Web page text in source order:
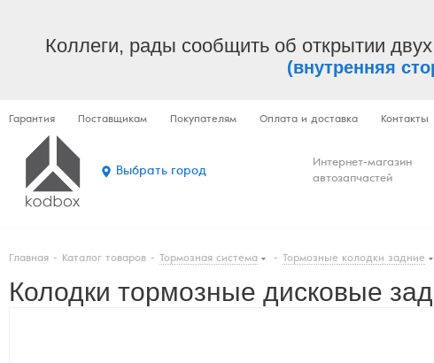
Коллеги, рады сообщить об открытии
(внутренняя
Гарантия Поставщикам Покупателям Оплата и доставка Контакты
Выбрать город
Интернет-магазин
автозапчастей
Главная - Каталог товаров - Тормозная система - Тормозные колодки задние
Колодки тормозные дисковые